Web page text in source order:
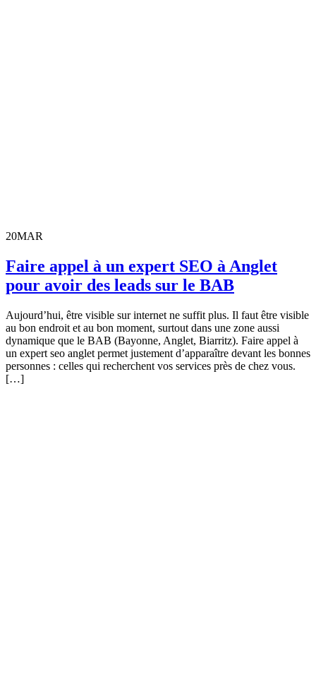
20MAR
Faire appel à un expert SEO à Anglet
pour avoir des leads sur le BAB
Aujourd’hui, être visible sur internet ne suffit plus. Il faut être visible
au bon endroit et au bon moment, surtout dans une zone aussi
dynamique que le BAB (Bayonne, Anglet, Biarritz). Faire appel à
un expert seo anglet permet justement d’apparaître devant les bonnes
personnes : celles qui recherchent vos services près de chez vous.
[…]